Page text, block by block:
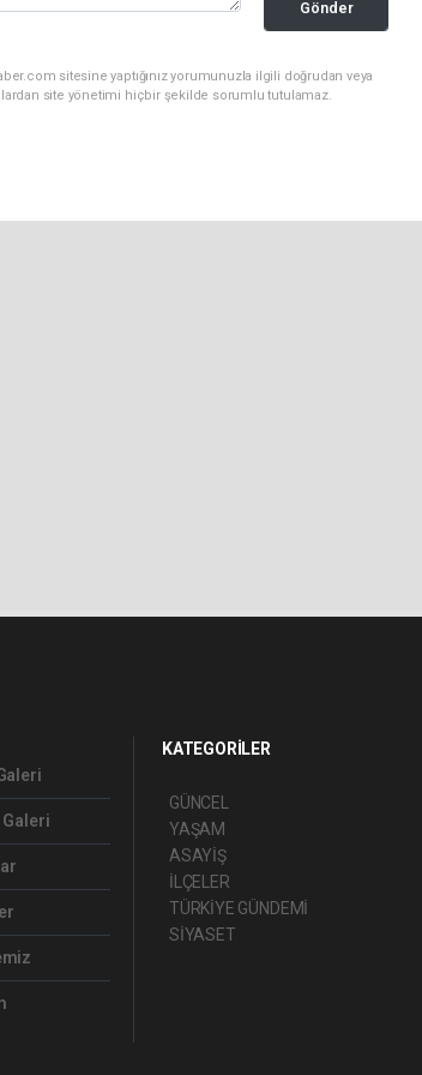
Gönder
sitesine yaptığınız yorumunuzla ilgili doğrudan veya
site yönetimi hiçbir şekilde sorumlu tutulamaz.
KATEGORİLER
GÜNCEL
YAŞAM
ASAYİŞ
İLÇELER
TÜRKİYE GÜNDEMİ
SİYASET